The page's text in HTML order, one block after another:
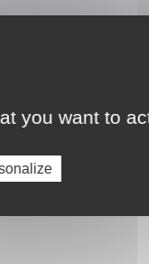
you want to
d'une qualification
vous
connexion à vos